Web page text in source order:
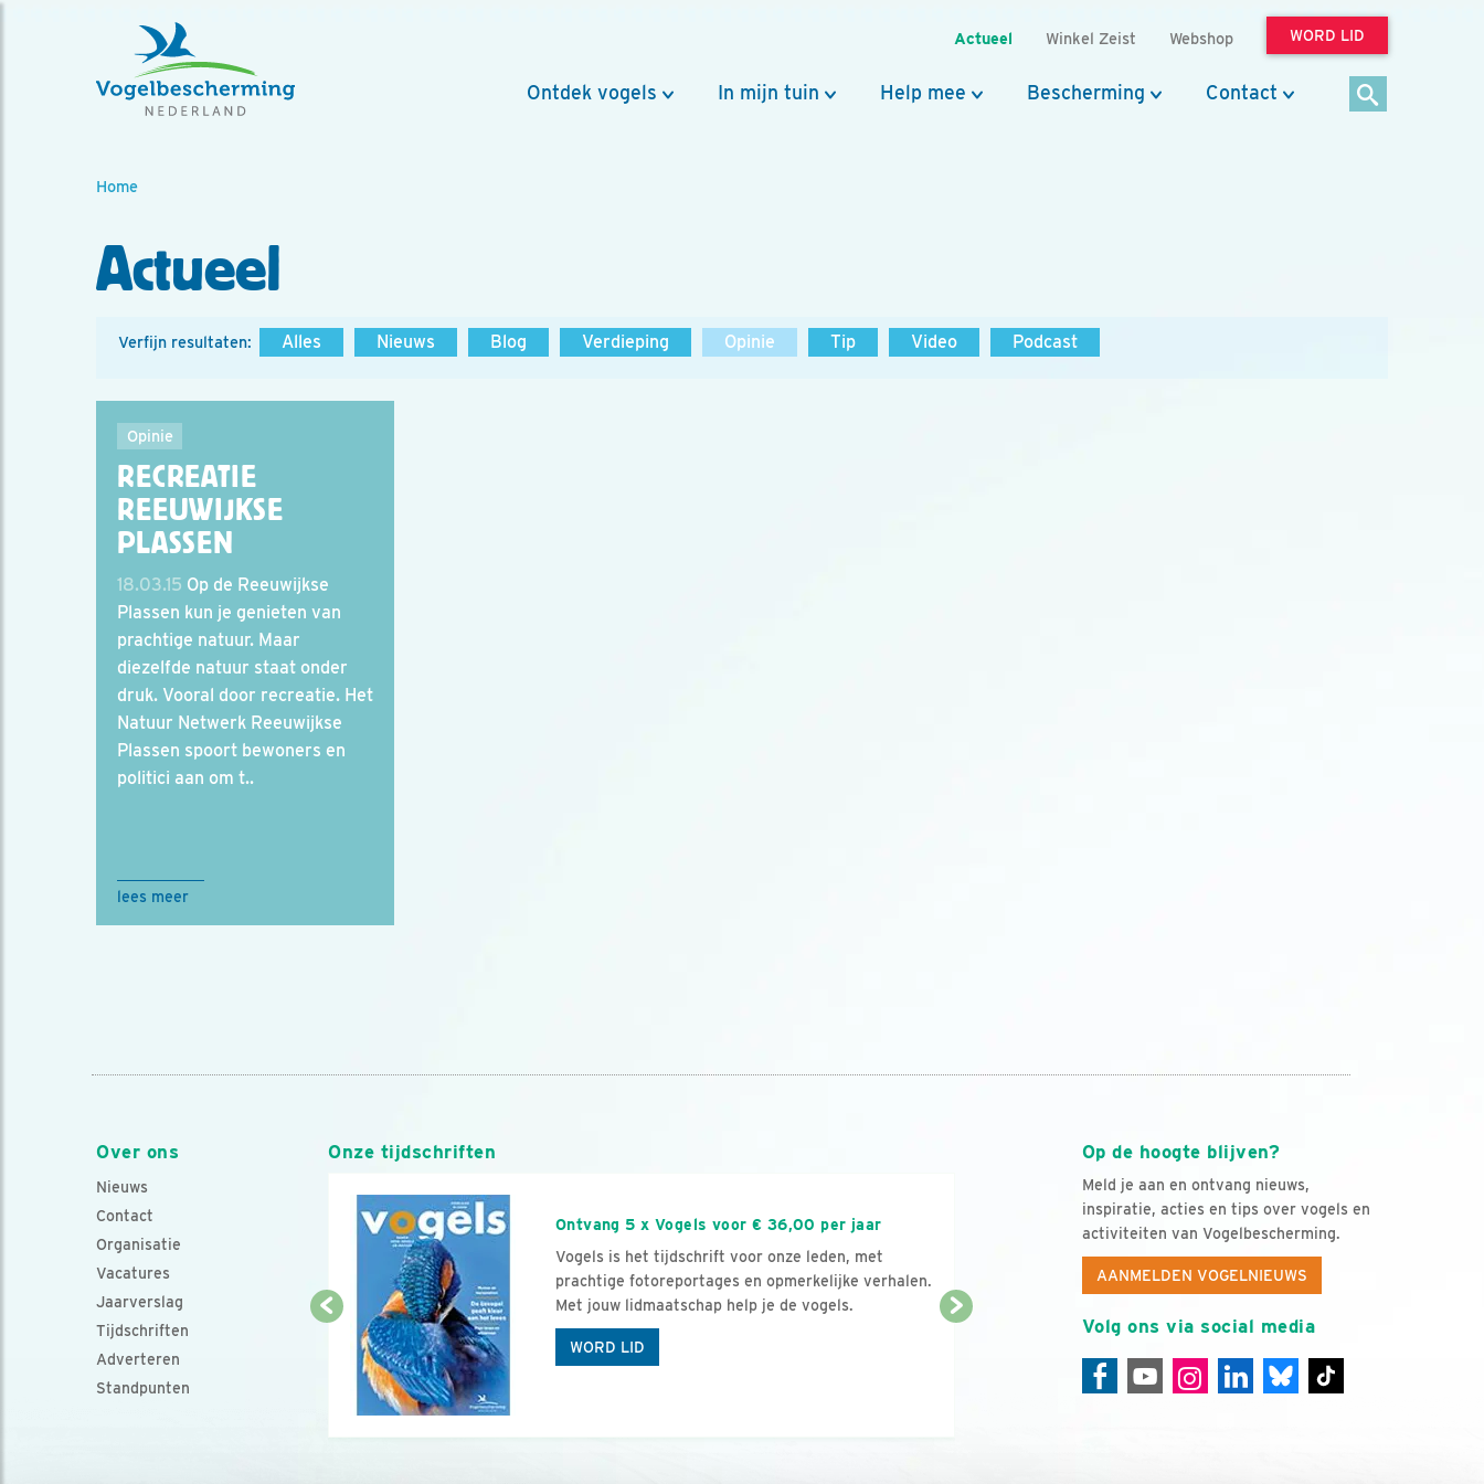
Actueel Winkel Zeist Webshop WORD LID
Ontdek vogels In mijn tuin Help mee Bescherming Contact
Home
Actueel
Verfijn resultaten: Alles Nieuws Blog Verdieping Opinie Tip Video Podcast
Opinie
RECREATIE
REEUWIJKSE
PLASSEN
18.03.15 Op de Reeuwijkse
Plassen kun je genieten van
prachtige natuur. Maar
diezelfde natuur staat onder
druk. Vooral door recreatie. Het
Natuur Netwerk Reeuwijkse
Plassen spoort bewoners en
politici aan om t..
lees meer
Over ons
Nieuws
Contact
Organisatie
Vacatures
Jaarverslag
Tijdschriften
Adverteren
Standpunten
Op de hoogte blijven?
Meld je aan en ontvang nieuws,
inspiratie, acties en tips over vogels en
activiteiten van Vogelbescherming.
AANMELDEN VOGELNIEUWS
Volg ons via social media
Onze tijdschriften
Ontvang 5 x Vogels voor € 36,00 per jaar
Vogels is het tijdschrift voor onze leden, met
prachtige fotoreportages en opmerkelijke verhalen.
Met jouw lidmaatschap help je de vogels.
WORD LID